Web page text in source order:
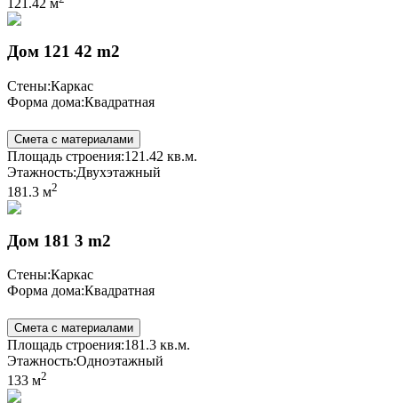
Дом 121 42 m2
Стены:Каркас
Форма дома:Квадратная
Смета с материалами
Площадь строения:121.42 кв.м.
Этажность:Двухэтажный
181.3 м2
Дом 181 3 m2
Стены:Каркас
Форма дома:Квадратная
Смета с материалами
Площадь строения:181.3 кв.м.
Этажность:Одноэтажный
133 м2